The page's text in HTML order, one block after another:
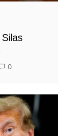
0